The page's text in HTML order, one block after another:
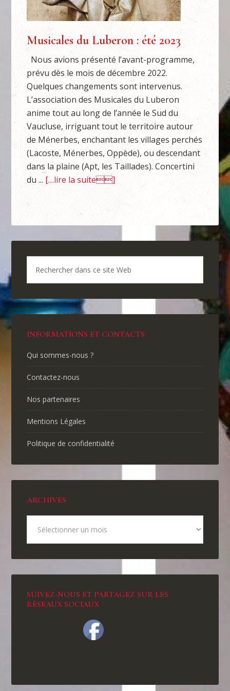
Musicales du Luberon : été 2023
Nous avions présenté l’avant-programme,
prévu dès le mois de décembre 2022.
Quelques changements sont intervenus.
L’association des Musicales du Luberon
anime tout au long de l’année le Sud du
Vaucluse, irriguant tout le territoire autour
de Ménerbes, enchantant les villages perchés
(Lacoste, Ménerbes, Oppède), ou descendant
dans la plaine (Apt, les Taillades). Concertini
du ... […lire la suite]
INFORMATIONS ET CONTACTS
Qui sommes-nous ?
Contactez-nous
Nos partenaires
Mentions Légales
Politique de confidentialité
ARCHIVES
SUIVEZ-NOUS ET PARTAGEZ SUR LES
RÉSEAUX SOCIAUX